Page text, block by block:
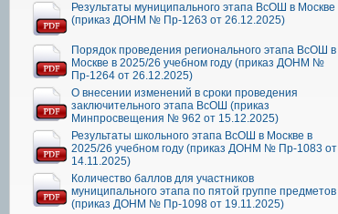
Результаты муниципального этапа ВсОШ в Москве
(приказ ДОНМ № Пр-1263 от 26.12.2025)
Порядок проведения регионального этапа ВсОШ в
Москве в 2025/26 учебном году (приказ ДОНМ №
Пр-1264 от 26.12.2025)
О внесении изменений в сроки проведения
заключительного этапа ВсОШ (приказ
Минпросвещения № 962 от 15.12.2025)
Результаты школьного этапа ВсОШ в Москве в
2025/26 учебном году (приказ ДОНМ № Пр-1083 от
14.11.2025)
Количество баллов для участников
муниципального этапа по пятой группе предметов
(приказ ДОНМ № Пр-1098 от 19.11.2025)